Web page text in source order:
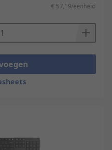
€ 57,19/eenheid